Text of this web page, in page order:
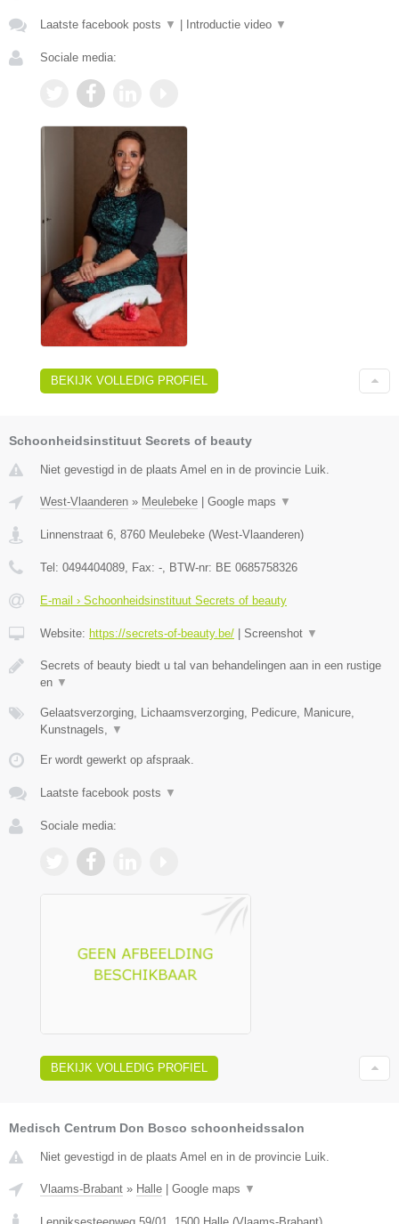
Laatste facebook posts ▼ | Introductie video ▼
Sociale media:
BEKIJK VOLLEDIG PROFIEL
Schoonheidsinstituut Secrets of beauty
Niet gevestigd in de plaats Amel en in de provincie Luik.
West-Vlaanderen » Meulebeke | Google maps ▼
Linnenstraat 6 8760 Meulebeke (West-Vlaanderen)
Tel: 0494404089 , Fax: - , BTW-nr: BE 0685758326
E-mail › Schoonheidsinstituut Secrets of beauty
Website: https://secrets-of-beauty.be/ | Screenshot ▼
Secrets of beauty biedt u tal van behandelingen aan in een rustige
en ▼
Gelaatsverzorging, Lichaamsverzorging, Pedicure, Manicure,
Kunstnagels,
▼
Er wordt gewerkt op afspraak.
Laatste facebook posts ▼
Sociale media:
BEKIJK VOLLEDIG PROFIEL
Medisch Centrum Don Bosco schoonheidssalon
Niet gevestigd in de plaats Amel en in de provincie Luik.
Vlaams-Brabant » Halle Google maps ▼